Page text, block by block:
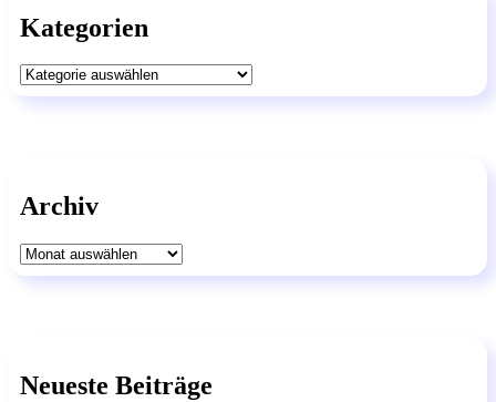
Kategorien
Kategorien
Archiv
Archiv
Neueste Beiträge